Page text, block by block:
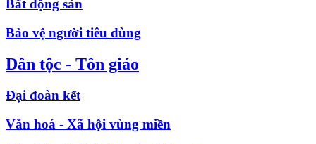
Bất động sản
Bảo vệ người tiêu dùng
Dân tộc - Tôn giáo
Đại đoàn kết
Văn hoá - Xã hội vùng miền